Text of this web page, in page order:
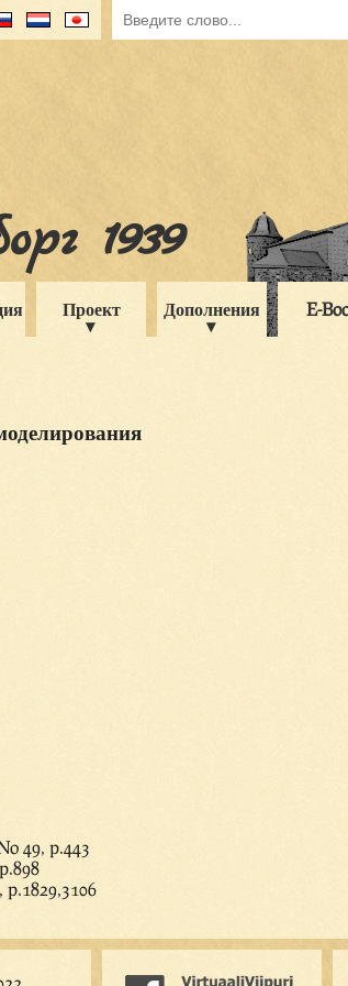
1939
Проект Дополнения E-
49, p.443